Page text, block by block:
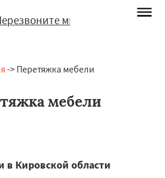
мне
-> Перетяжка мебели
мебели
в Кировской области